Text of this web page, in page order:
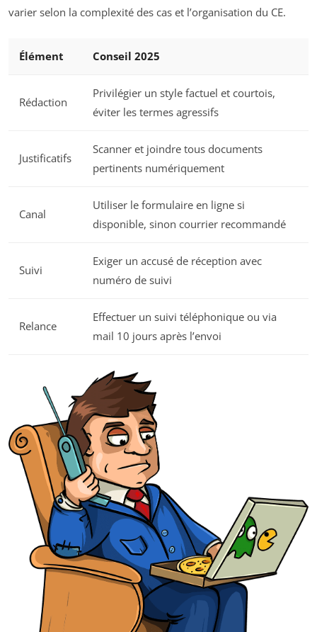
varier selon la complexité des cas et l’organisation du CE.
Élément Conseil 2025
Rédaction
Privilégier un style factuel et courtois,
éviter les termes agressifs
Justificatifs
Scanner et joindre tous documents
pertinents numériquement
Canal
Utiliser le formulaire en ligne si
disponible, sinon courrier recommandé
Suivi
Exiger un accusé de réception avec
numéro de suivi
Relance
Effectuer un suivi téléphonique ou via
mail 10 jours après l’envoi